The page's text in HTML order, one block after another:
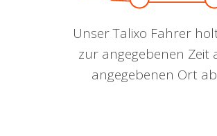
Unser Talixo Fahrer
zur angegebenen Zeit
angegebenen Ort